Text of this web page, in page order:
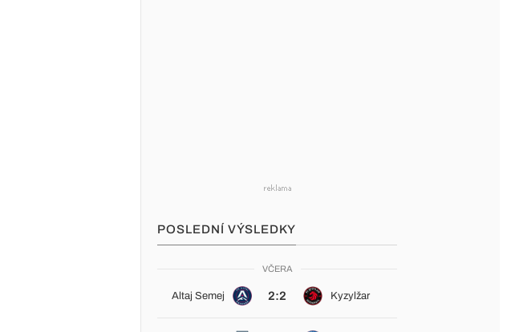
POSLEDNÍ VÝSLEDKY
VČERA
Altaj Semej 2:2 Kyzylžar